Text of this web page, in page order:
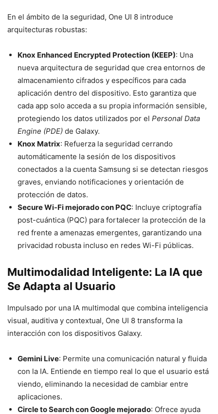
En el ámbito de la seguridad, One UI 8 introduce
arquitecturas robustas:
Knox Enhanced Encrypted Protection (KEEP): Una
nueva arquitectura de seguridad que crea entornos de
almacenamiento cifrados y específicos para cada
aplicación dentro del dispositivo. Esto garantiza que
cada app solo acceda a su propia información sensible,
protegiendo los datos utilizados por el Personal Data
Engine (PDE) de Galaxy.
Knox Matrix: Refuerza la seguridad cerrando
automáticamente la sesión de los dispositivos
conectados a la cuenta Samsung si se detectan riesgos
graves, enviando notificaciones y orientación de
protección de datos.
Secure Wi-Fi mejorado con PQC: Incluye criptografía
post-cuántica (PQC) para fortalecer la protección de la
red frente a amenazas emergentes, garantizando una
privacidad robusta incluso en redes Wi-Fi públicas.
Multimodalidad Inteligente: La IA que
Se Adapta al Usuario
Impulsado por una IA multimodal que combina inteligencia
visual, auditiva y contextual, One UI 8 transforma la
interacción con los dispositivos Galaxy.
Gemini Live: Permite una comunicación natural y fluida
con la IA. Entiende en tiempo real lo que el usuario está
viendo, eliminando la necesidad de cambiar entre
aplicaciones.
Circle to Search con Google mejorado: Ofrece ayuda